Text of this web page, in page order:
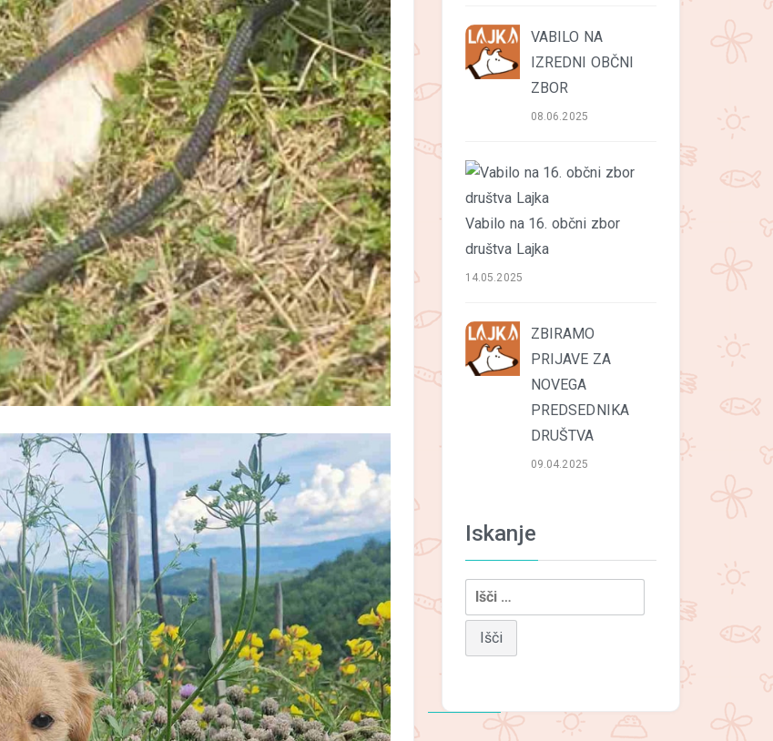
VABILO NA
IZREDNI OBČNI
ZBOR
08.06.2025
Vabilo na 16. občni zbor
društva Lajka
14.05.2025
ZBIRAMO
PRIJAVE ZA
NOVEGA
PREDSEDNIKA
DRUŠTVA
09.04.2025
Iskanje
Išči: